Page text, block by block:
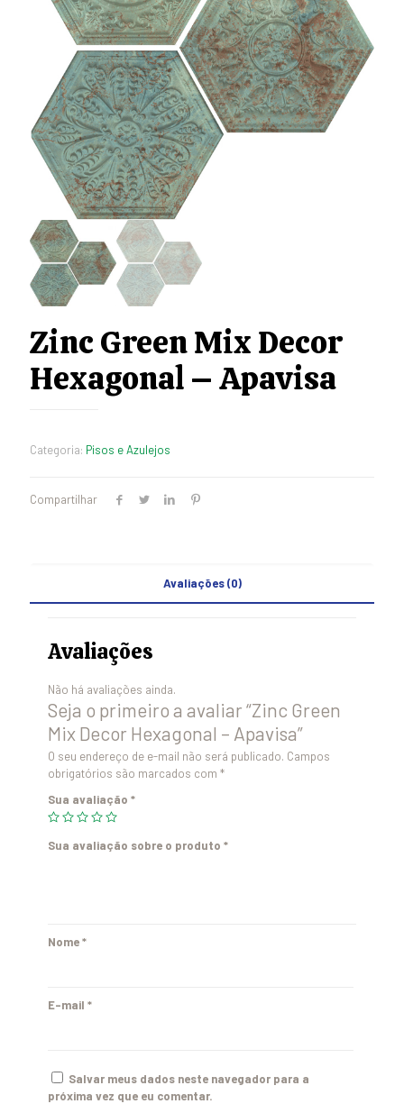
Zinc Green Mix Decor
Hexagonal – Apavisa
Categoria: Pisos e Azulejos
Compartilhar
Avaliações (0)
Avaliações
Não há avaliações ainda.
Seja o primeiro a avaliar “Zinc Green
Mix Decor Hexagonal – Apavisa”
O seu endereço de e-mail não será publicado. Campos
obrigatórios são marcados com *
Sua avaliação *
Sua avaliação sobre o produto *
Nome*
E-mail *
Salvar meus dados neste navegador para a
próxima vez que eu comentar.